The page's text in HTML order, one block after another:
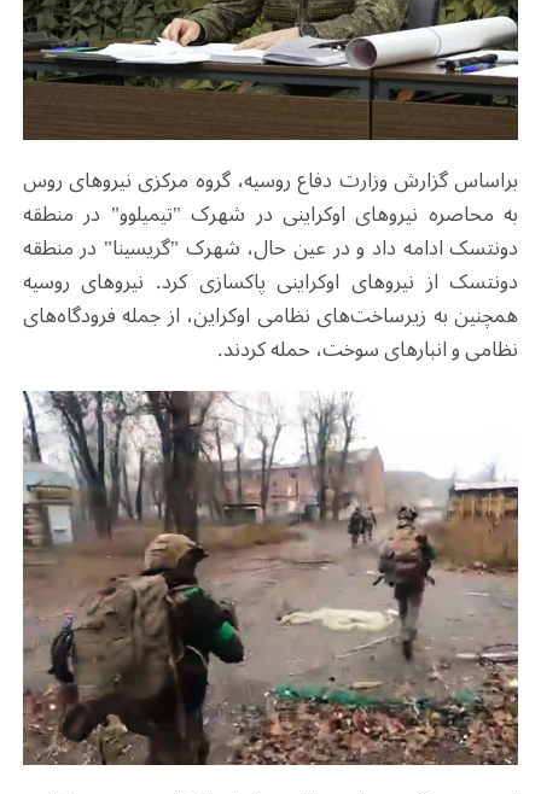
براساس گزارش وزارت دفاع روسیه، گروه مرکزی نیروهای روس
به محاصره نیروهای اوکراینی در شهرک "تیمیلوو" در منطقه
دونتسک ادامه داد و در عین حال، شهرک "گریسینا" در منطقه
دونتسک از نیروهای اوکراینی پاکسازی کرد. نیروهای روسیه
همچنین به زیرساخت‌های نظامی اوکراین، از جمله فرودگاه‌های
نظامی و انبارهای سوخت، حمله کردند.